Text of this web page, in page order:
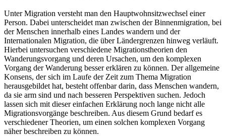
Unter Migration versteht man den Hauptwohnsitzwechsel einer
Person. Dabei unterscheidet man zwischen der Binnenmigration, bei
der Menschen innerhalb eines Landes wandern und der
Internationalen Migration, die über Ländergrenzen hinweg verläuft.
Hierbei untersuchen verschiedene Migrationstheorien den
Wanderungsvorgang und deren Ursachen, um den komplexen
Vorgang der Wanderung besser erklären zu können. Der allgemeine
Konsens, der sich im Laufe der Zeit zum Thema Migration
herausgebildet hat, besteht offenbar darin, dass Menschen wandern,
da sie arm sind und nach besseren Perspektiven suchen. Jedoch
lassen sich mit dieser einfachen Erklärung noch lange nicht alle
Migrationsvorgänge beschreiben. Aus diesem Grund bedarf es
verschiedener Theorien, um einen solchen komplexen Vorgang
näher beschreiben zu können.